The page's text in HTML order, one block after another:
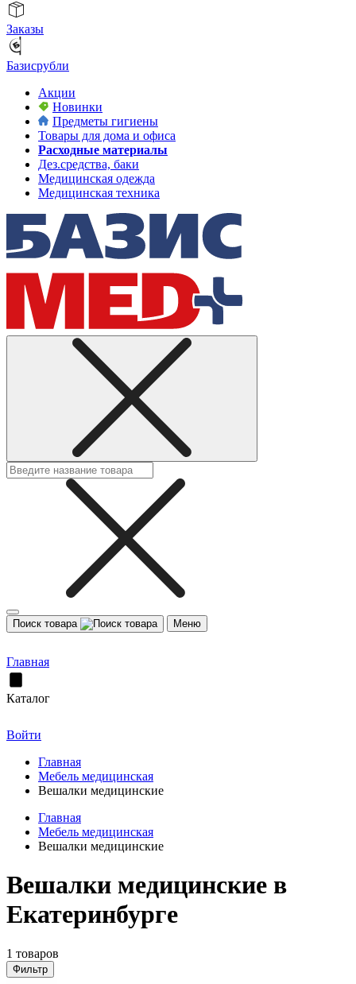
Заказы
Базисрубли
Акции
Новинки
Предметы гигиены
Товары для дома и офиса
Расходные материалы
Дез.средства, баки
Медицинская одежда
Медицинская техника
Поиск товара Меню
Главная
Каталог
Войти
Главная
Мебель медицинская
Вешалки медицинские
Главная
Мебель медицинская
Вешалки медицинские
Вешалки медицинские в
Екатеринбурге
1 товаров
Фильтр